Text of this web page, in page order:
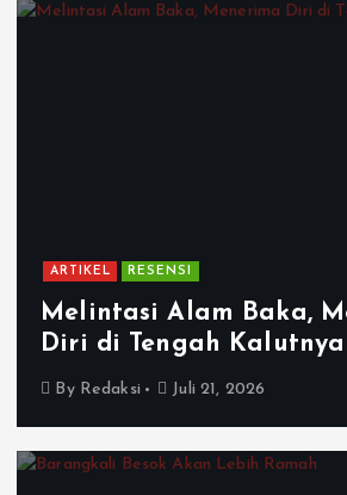
ARTIKEL RESENSI
Melintasi Alam Baka,
Diri di Tengah
By Redaksi Juli 21, 2026